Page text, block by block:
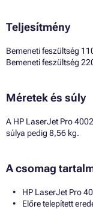
Teljesítmény
Bemeneti feszültség
Bemeneti feszültség
Méretek és súly
A HP LaserJet Pro
súlya pedig 8,56 kg.
A csomag
HP LaserJet Pro
Előre telepített